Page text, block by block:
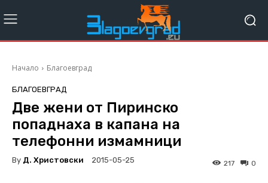
Начало Благоевград
БЛАГОЕВГРАД
Две жени от Пиринско
попаднаха в капана на
телефонни измамници
By Д. Христовски 2015-05-25 0
217